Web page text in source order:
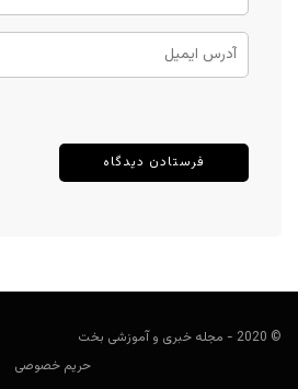
© 2020 - مجله خبری و آموزشی بخت
حریم خصوصی